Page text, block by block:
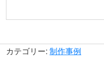
カテゴリー: 制作事例